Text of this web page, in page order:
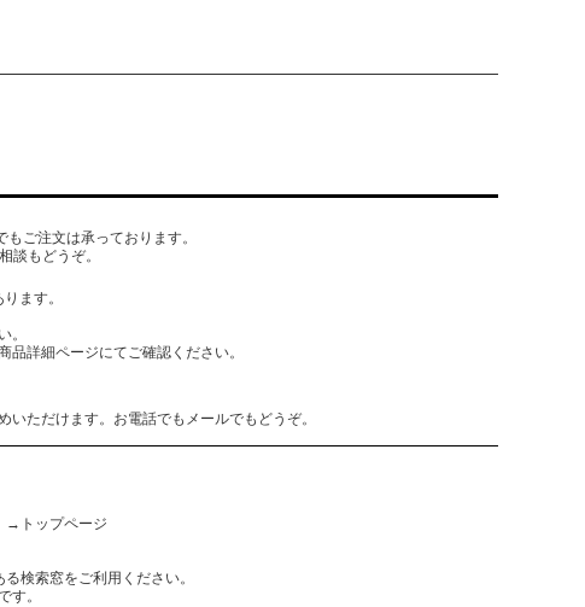
ご注文は承っております。
談もどうぞ。
ます。
。
詳細ページにてご確認ください。
ただけます。お電話でもメールでもどうぞ。
→トップページ
検索窓をご利用ください。
す。